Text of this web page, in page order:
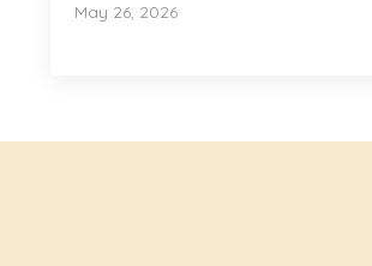
May 26, 2026